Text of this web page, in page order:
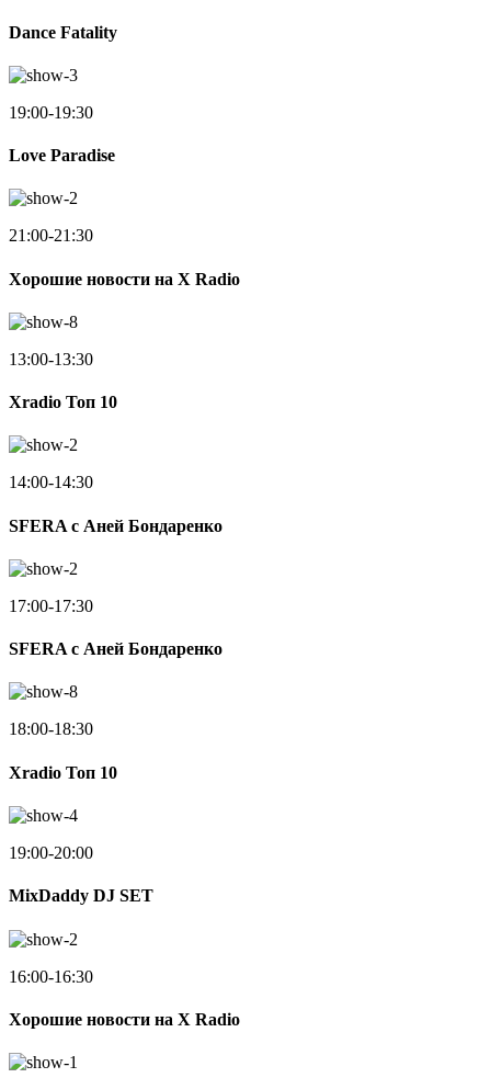
Dance Fatality
19:00-19:30
Love Paradise
21:00-21:30
Хорошие новости на X Radio
13:00-13:30
Xradio Топ 10
14:00-14:30
SFERA с Аней Бондаренко
17:00-17:30
SFERA с Аней Бондаренко
18:00-18:30
Xradio Топ 10
19:00-20:00
MixDaddy DJ SET
16:00-16:30
Хорошие новости на X Radio